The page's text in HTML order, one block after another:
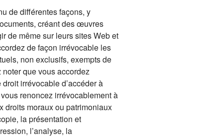
de différentes façons, y
créant des œuvres
de même sur leurs sites Web et
de façon irrévocable les
non exclusifs, exempts de
que vous accordez
irrévocable d’accéder à
renoncez irrévocablement à
droits moraux ou patrimoniaux
la présentation et
l’analyse, la